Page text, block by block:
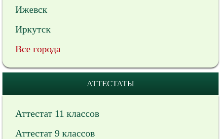
Ижевск
Иркутск
Все города
АТТЕСТАТЫ
Аттестат 11 классов
Аттестат 9 классов